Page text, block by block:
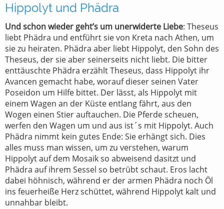
Hippolyt und Phädra
Und schon wieder geht’s um unerwiderte Liebe: Theseus
liebt Phädra und entführt sie von Kreta nach Athen, um
sie zu heiraten. Phädra aber liebt Hippolyt, den Sohn des
Theseus, der sie aber seinerseits nicht liebt. Die bitter
enttäuschte Phädra erzählt Theseus, dass Hippolyt ihr
Avancen gemacht habe, worauf dieser seinen Vater
Poseidon um Hilfe bittet. Der lässt, als Hippolyt mit
einem Wagen an der Küste entlang fährt, aus den
Wogen einen Stier auftauchen. Die Pferde scheuen,
werfen den Wagen um und aus ist´s mit Hippolyt. Auch
Phädra nimmt kein gutes Ende: Sie erhängt sich. Dies
alles muss man wissen, um zu verstehen, warum
Hippolyt auf dem Mosaik so abweisend dasitzt und
Phädra auf ihrem Sessel so betrübt schaut. Eros lacht
dabei höhnisch, während er der armen Phädra noch Öl
ins feuerheiße Herz schüttet, während Hippolyt kalt und
unnahbar bleibt.